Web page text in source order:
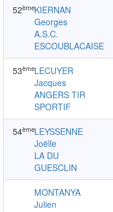
52èmeKIERNAN
Georges
A.S.C.
ESCOUBLACAISE
53èmeLECUYER
Jacques
ANGERS TIR
SPORTIF
54èmeLEYSSENNE
Joëlle
LA DU
GUESCLIN
MONTANYA
Julien